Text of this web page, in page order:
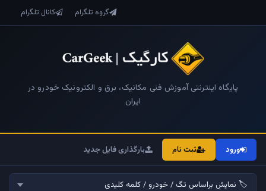
گروه تلگرام کانال تلگرام
پایگاه اینترنتی آموزش فنی مکانیک، برق و الکترونیک خودرو در
ایران
ورود ثبت نام بارگذاری فایل جدید